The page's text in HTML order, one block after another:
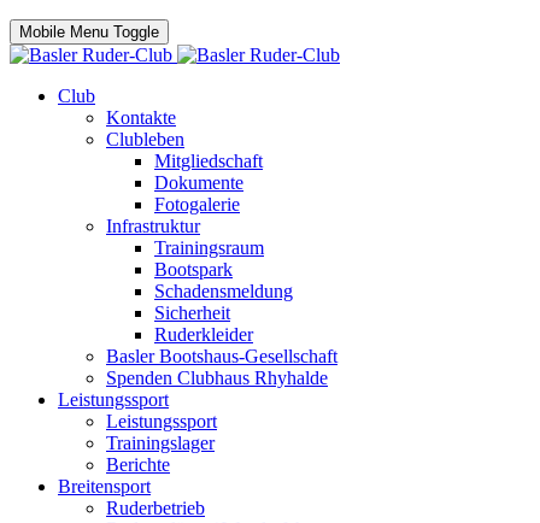
Mobile Menu Toggle
Club
Kontakte
Clubleben
Mitgliedschaft
Dokumente
Fotogalerie
Infrastruktur
Trainingsraum
Bootspark
Schadensmeldung
Sicherheit
Ruderkleider
Basler Bootshaus-Gesellschaft
Spenden Clubhaus Rhyhalde
Leistungssport
Leistungssport
Trainingslager
Berichte
Breitensport
Ruderbetrieb